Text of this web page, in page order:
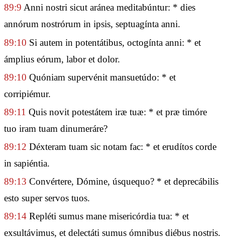
89:9 Anni nostri sicut aránea meditabúntur: * dies
annórum nostrórum in ipsis, septuagínta anni.
89:10 Si autem in potentátibus, octogínta anni: * et
ámplius eórum, labor et dolor.
89:10 Quóniam supervénit mansuetúdo: * et
corripiémur.
89:11 Quis novit potestátem iræ tuæ: * et præ timóre
tuo iram tuam dinumeráre?
89:12 Déxteram tuam sic notam fac: * et erudítos corde
in sapiéntia.
89:13 Convértere, Dómine, úsquequo? * et deprecábilis
esto super servos tuos.
89:14 Repléti sumus mane misericórdia tua: * et
exsultávimus, et delectáti sumus ómnibus diébus nostris.